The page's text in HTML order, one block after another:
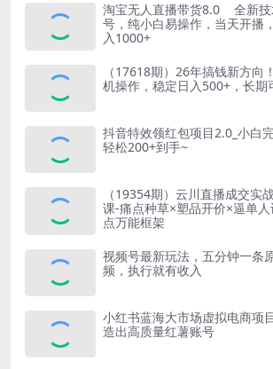
淘宝无人直播带货8.0 全新技
号，纯小白易操作，当天开播
入1000+
（17618期）26年搞钱新方向
机操作，稳定日入500+，长期
抖音特效领红包项目2.0_小白
轻松200+到手~
（19354期）云川直播成交实
课-痛点种草×塑品开价×逼单
点万能框架
视频号最新玩法，五分钟一条
频，执行就有收入
小红书蓝海大市场虚拟电商项
造出高质量红薯账号